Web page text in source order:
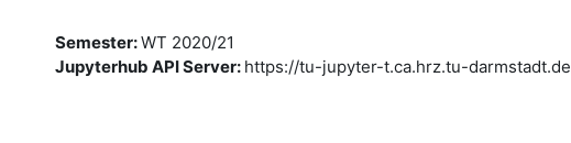
Semester:WT 2020/21
Jupyterhub API Server: https://tu-jupyter-t.ca.hrz.tu-darmstadt.de